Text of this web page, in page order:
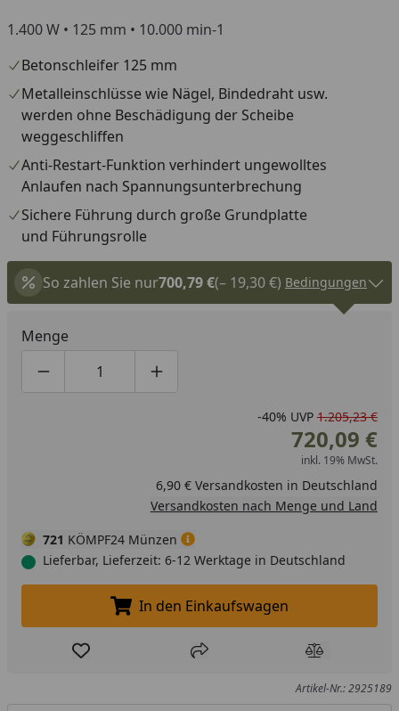
1.400 W • 125 mm • 10.000 min-1
Betonschleifer 125 mm
Metalleinschlüsse wie Nägel, Bindedraht usw.
werden ohne Beschädigung der Scheibe
weggeschliffen
Anti-Restart-Funktion verhindert ungewolltes
Anlaufen nach Spannungsunterbrechung
Sichere Führung durch große Grundplatte
und Führungsrolle
So zahlen Sie nur700,79 €(– 19,30 €) Bedingungen
Menge
Produktmenge um eins verringern
Produktmenge manuell eingeben
Produktmenge um eins erhöhen
-40% UVP 1.205,23 €
720,09 €
inkl. 19% MwSt.
6,90 € Versandkosten in Deutschland
Versandkosten nach Menge und Land
721 KÖMPF24 Münzen
Lieferbar, Lieferzeit: 6-12 Werktage in Deutschland
In den Einkaufswagen legen
In den Einkaufswagen
Produkt zur Wunschliste hinzufügen
Teilen Produkt
Artikel-Nr.: 2925189